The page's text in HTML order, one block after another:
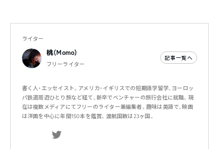
ライター
桃（Momo）
フリーライター
記事一覧へ
書く人・エッセイスト。アメリカ・イギリスでの短期語学留学、ヨーロッ
パ鉄道周遊ひとり旅など経て、新卒でベンチャーの旅行会社に就職。現
在は複数メディアにてフリーのライター兼編集者。趣味は英語で、映画
は洋画を中心に年間150本を鑑賞。渡航国数は23ヶ国。